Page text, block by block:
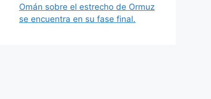
Omán sobre el estrecho de Ormuz
se encuentra en su fase final.